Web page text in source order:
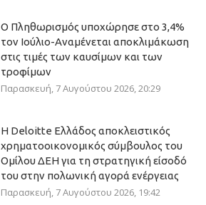
Ο Πληθωρισμός υποχώρησε στο 3,4%
τον Ιούλιο-Αναμένεται αποκλιμάκωση
στις τιμές των καυσίμων και των
τροφίμων
Παρασκευή, 7 Αυγούστου 2026, 20:29
Η Deloitte Ελλάδος αποκλειστικός
χρηματοοικονομικός σύμβουλος του
Ομίλου ΔΕΗ για τη στρατηγική είσοδό
του στην πολωνική αγορά ενέργειας
Παρασκευή, 7 Αυγούστου 2026, 19:42